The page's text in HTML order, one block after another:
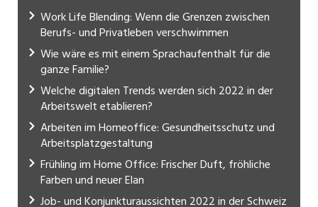
Work Life Blending: Wenn die Grenzen zwischen
Berufs- und Privatleben verschwimmen
Wie wäre es mit einem Sprachaufenthalt für die
ganze Familie?
Welche digitalen Trends werden sich 2022 in der
Arbeitswelt etablieren?
Arbeiten im Homeoffice: Gesundheitsschutz und
Arbeitsplatzgestaltung
Frühling im Home Office: Frischer Duft, fröhliche
Farben und neuer Elan
Job- und Konjunkturaussichten 2022 in der Schweiz